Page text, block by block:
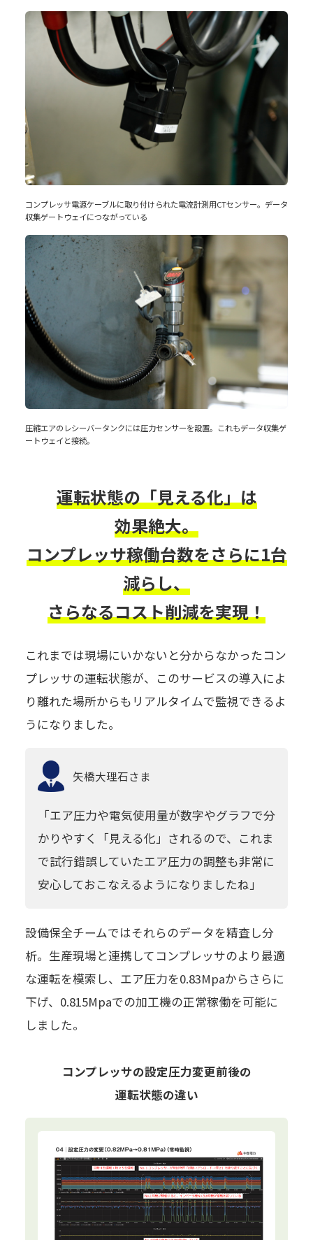
コンプレッサ電源ケーブルに取り付けられた電流計測用CTセンサー。データ
収集ゲートウェイにつながっている
圧縮エアのレシーバータンクには圧力センサーを設置。これもデータ収集ゲ
ートウェイと接続。
運転状態の「見える化」は
効果絶大。
コンプレッサ稼働台数をさらに1台
減らし、
さらなるコスト削減を実現！
これまでは現場にいかないと分からなかったコン
プレッサの運転状態が、このサービスの導入によ
り離れた場所からもリアルタイムで監視できるよ
うになりました。
矢橋大理石さま
「エア圧力や電気使用量が数字やグラフで分
かりやすく「見える化」されるので、これま
で試行錯誤していたエア圧力の調整も非常に
安心しておこなえるようになりましたね」
設備保全チームではそれらのデータを精査し分
析。生産現場と連携してコンプレッサのより最適
な運転を模索し、エア圧力を0.83Mpaからさらに
下げ、0.815Mpaでの加工機の正常稼働を可能に
しました。
コンプレッサの設定圧力変更前後の
運転状態の違い